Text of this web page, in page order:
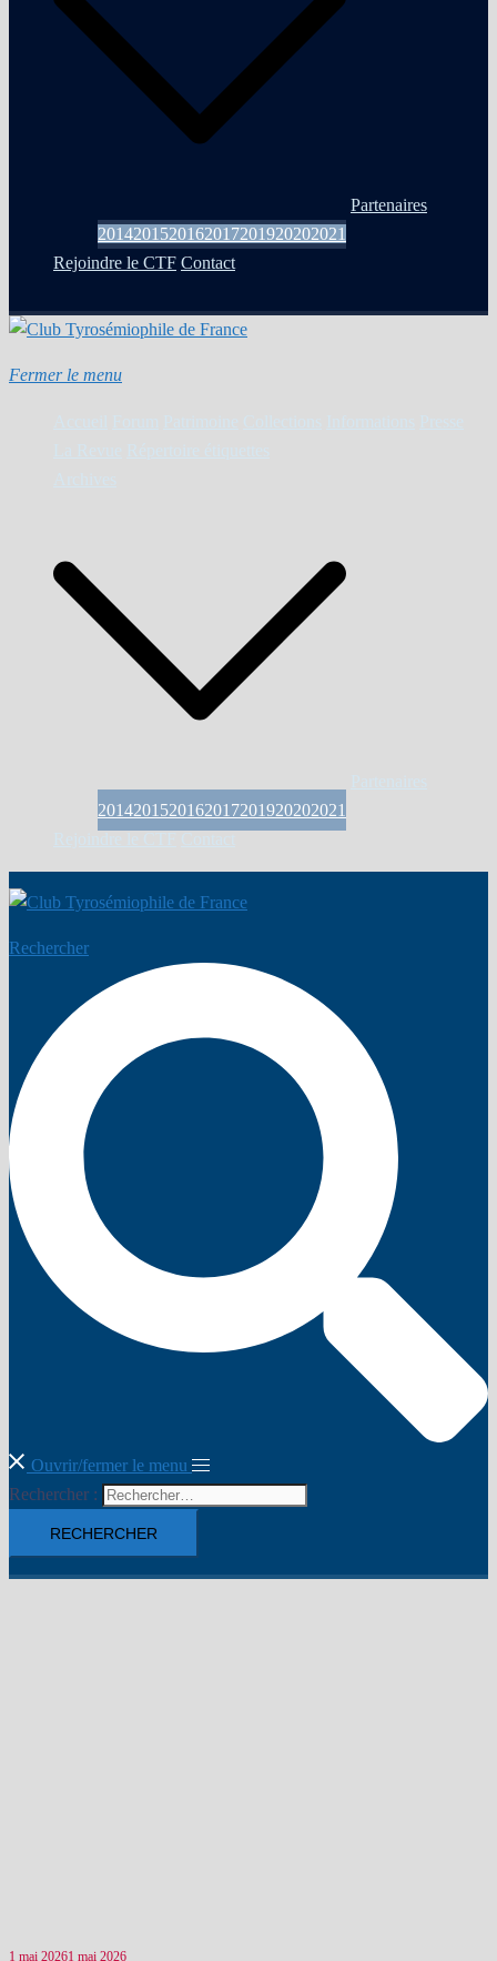
2014201520162017201920202021
Partenaires
Rejoindre le CTF Contact
Fermer le menu
2014201520162017201920202021
Rechercher
Ouvrir/fermer le menu
Rechercher :
1 mai 20261 mai 2026